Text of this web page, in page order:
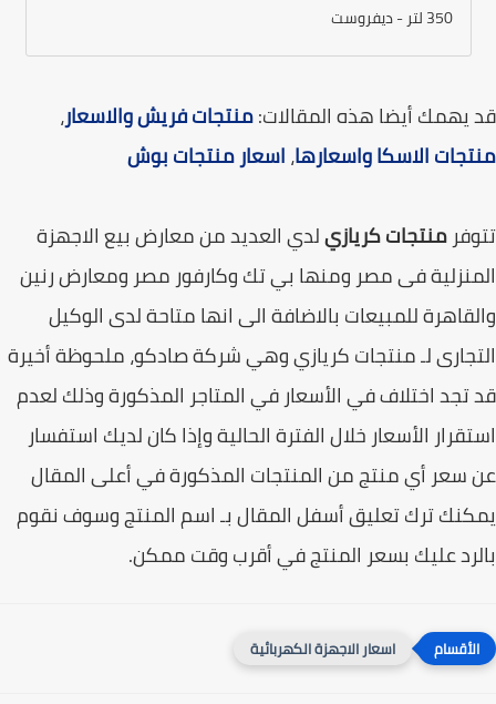
350 لتر - ديفروست
أيضا هذه المقالات:منتجات فريش والاسعار،
الاسكا واسعارها،اسعار منتجات بوش
منتجات كريازيلدي العديد من معارض بيع الاجهزة
فى مصر ومنها بي تك وكارفور مصر ومعارض رنين
للمبيعات بالاضافة الى انها متاحة لدى الوكيل
لـ منتجات كريازي وهي شركة صادكو، ملحوظة أخيرة
اختلاف في الأسعار في المتاجر المذكورة وذلك لعدم
الأسعار خلال الفترة الحالية وإذا كان لديك استفسار
أي منتج من المنتجات المذكورة في أعلى المقال
ترك تعليق أسفل المقال بـ اسم المنتج وسوف نقوم
عليك بسعر المنتج في أقرب وقت ممكن.
اسعار الاجهزة الكهربائية